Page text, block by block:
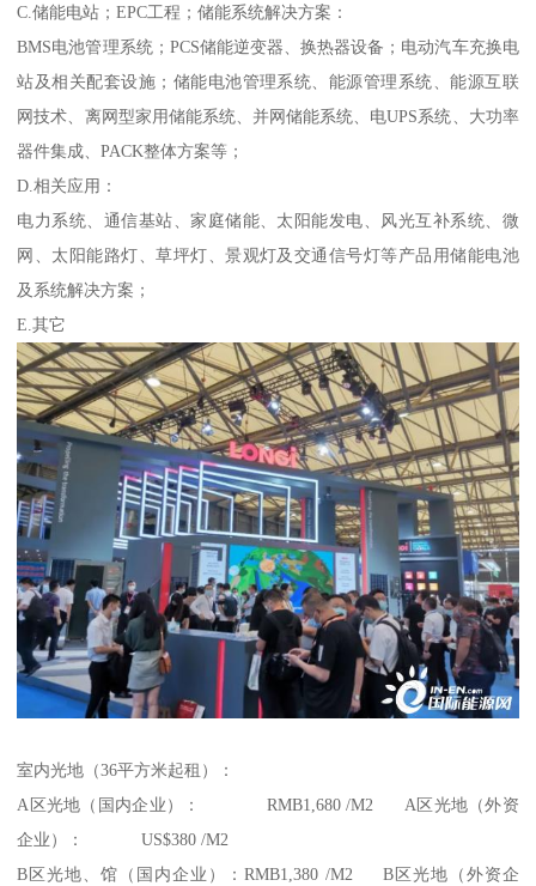
C.储能电站；EPC工程；储能系统解决方案：
BMS电池管理系统；PCS储能逆变器、换热器设备；电动汽车充换电
站及相关配套设施；储能电池管理系统、能源管理系统、能源互联
网技术、离网型家用储能系统、并网储能系统、电UPS系统、大功率
器件集成、PACK整体方案等；
D.相关应用：
电力系统、通信基站、家庭储能、太阳能发电、风光互补系统、微
网、太阳能路灯、草坪灯、景观灯及交通信号灯等产品用储能电池
及系统解决方案；
E.其它
室内光地（36平方米起租）：
A区光地（国内企业）： RMB1,680 /M2 A区光地（外资
企业）： US$380 /M2
B区光地、馆（国内企业）：RMB1,380 /M2 B区光地（外资企